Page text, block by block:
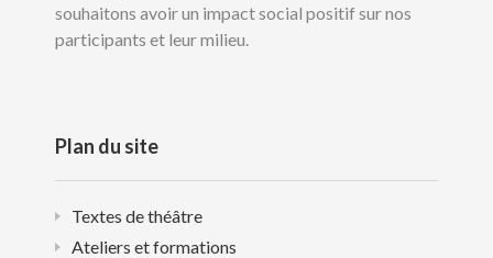
souhaitons avoir un impact social positif sur nos
participants et leur milieu.
Plan du site
Textes de théâtre
Ateliers et formations